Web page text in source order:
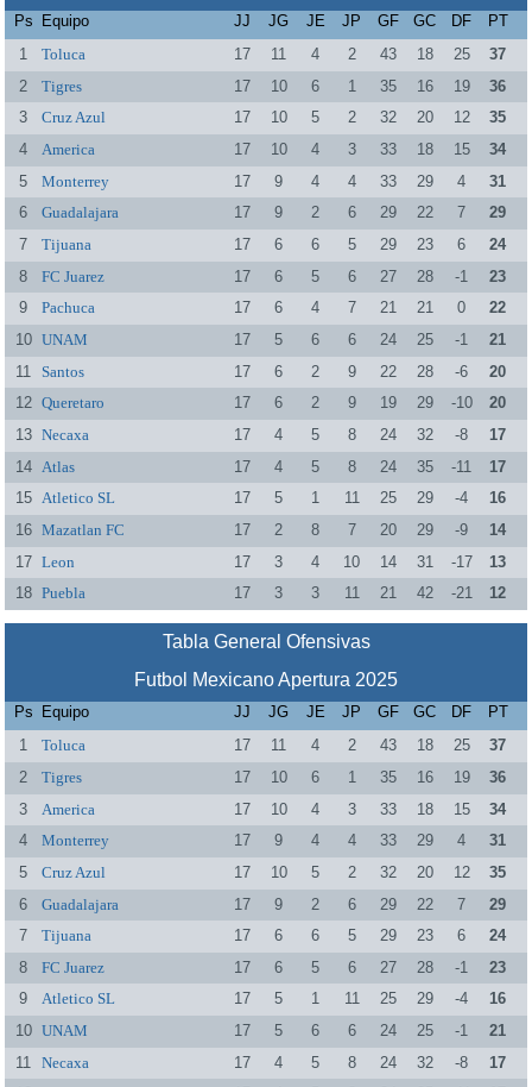
Ps Equipo JJ JG JE JP GF GC DF
PT
1
Toluca 17 11 4 2 43 18 25
37
2
Tigres 17 10 6 1 35 16 19
36
3
Cruz Azul 17 10 5 2 32 20 12
35
4
America 17 10 4 3 33 18 15
34
5
Monterrey 17 9 4 4 33 29 4
31
6
Guadalajara 17 9 2 6 29 22 7
29
7
Tijuana 17 6 6 5 29 23 6
24
8
FC Juarez 17 6 5 6 27 28 -1
23
9
Pachuca 17 6 4 7 21 21 0
22
10 UNAM 17 5 6 6 24 25 -1
21
11
Santos 17 6 2 9 22 28 -6
20
12 Queretaro 17 6 2 9 19 29 -10
20
13 Necaxa 17 4 5 8 24 32 -8
17
14
Atlas 17 4 5 8 24 35 -11
17
15 Atletico SL 17 5 1 11 25 29 -4
16
16 Mazatlan FC 17 2 8 7 20 29 -9
14
17 Leon 17 3 4 10 14 31 -17
13
18 Puebla 17 3 3 11 21 42 -21 12
Tabla General Ofensivas
Futbol Mexicano Apertura 2025
Ps Equipo JJ JG JE JP GF GC DF
PT
1
Toluca 17 11 4 2 43 18 25
37
2
Tigres 17 10 6 1 35 16 19
36
3
America 17 10 4 3 33 18 15
34
4
Monterrey 17 9 4 4 33 29 4
31
5
Cruz Azul 17 10 5 2 32 20 12
35
6
Guadalajara 17 9 2 6 29 22 7
29
7
Tijuana 17 6 6 5 29 23 6
24
8
FC Juarez 17 6 5 6 27 28 -1
23
9
Atletico SL 17 5 1 11 25 29 -4
16
10 UNAM 17 5 6 6 24 25 -1
21
11
Necaxa 17 4 5 8 24 32 -8
17